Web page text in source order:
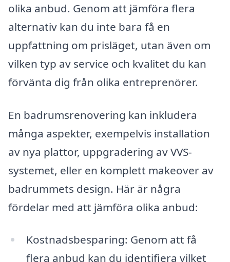
olika anbud. Genom att jämföra flera
alternativ kan du inte bara få en
uppfattning om prisläget, utan även om
vilken typ av service och kvalitet du kan
förvänta dig från olika entreprenörer.
En badrumsrenovering kan inkludera
många aspekter, exempelvis installation
av nya plattor, uppgradering av VVS-
systemet, eller en komplett makeover av
badrummets design. Här är några
fördelar med att jämföra olika anbud:
Kostnadsbesparing: Genom att få
flera anbud kan du identifiera vilket